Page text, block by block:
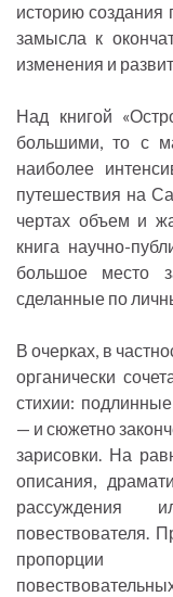
историю создания
замысла к
изменения и
Над книгой
большими, то с
наиболее
путешествия на
чертах объем и
книга научно-
большое место
сделанные по
В очерках, в
органически
стихии:
— и сюжетно
зарисовки. На
описания,
рассуждения
повествователя.
пропорции